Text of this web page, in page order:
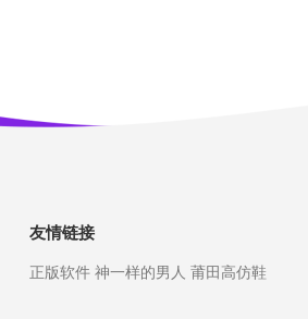
友情链接
正版软件 神一样的男人 莆田高仿鞋